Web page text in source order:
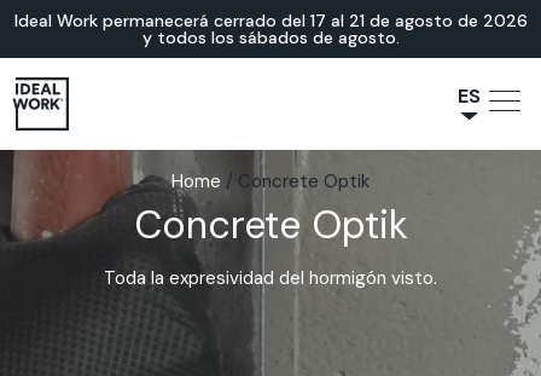
Ideal Work permanecerá cerrado del 17 al 21 de agosto de 2026
y todos los sábados de agosto.
ES
Home / Concrete Optik
Concrete Optik
Toda la expresividad del hormigón visto.